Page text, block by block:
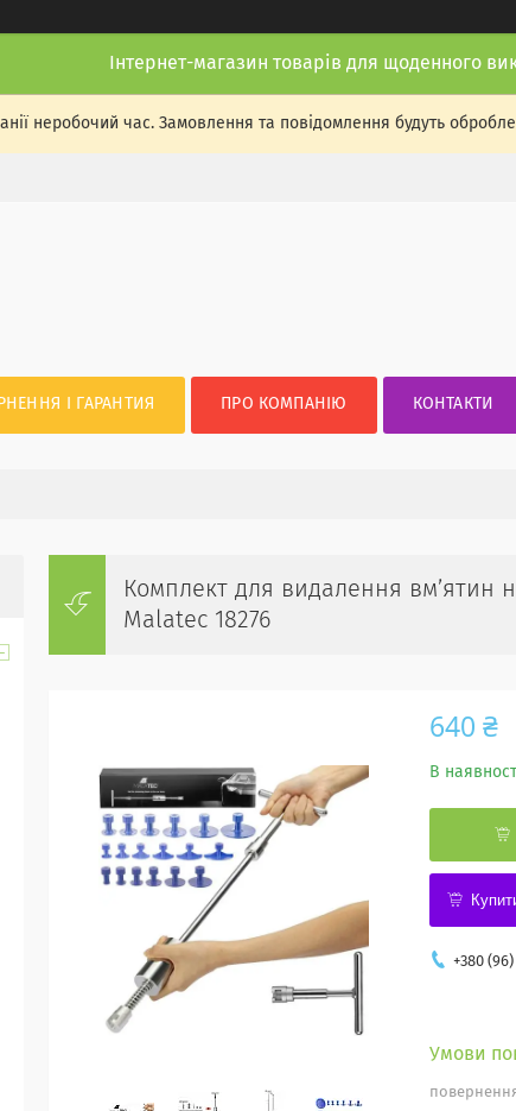
Інтернет-магазин товарів для щоденного
неробочий час. Замовлення та повідомлення будуть
І ГАРАНТИЯ ПРО КОМПАНІЮ КОНТАКТИ
Комплект для видалення вм’ятин
Malatec 18276
640 ₴
В
+380